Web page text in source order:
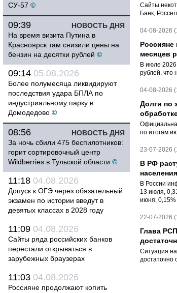
СУ-57 ©
НОВОСТЬ ДНЯ
09:39
На время визита Путина в
Красноярск там снизили цены на
бензин на десятки рублей ©
09:14 05.08.2026
Более полумесяца ликвидируют
последствия удара БПЛА по
индустриальному парку в
Домодедово ©
НОВОСТЬ ДНЯ
08:56
За ночь сбили 475 беспилотников:
горит сортировочный центр
Wildberries в Тульской области ©
11:18 04.08.2026
Допуск к ОГЭ через обязательный
экзамен по истории введут в
девятых классах в 2028 году
11:09 04.08.2026
Сайты ряда российских банков
перестали открываться в
зарубежных браузерах
11:03 04.08.2026
Россияне продолжают копить
Сайты
Банк,
04-08-2026
Россияне
месяцев
В июле
рублей, что
04-08-2026
Долги по
по итогам
23-07-2026
В РФ
населения
В России
13 июля,
июня, 0,15%
22-07-2026
Глава
Ситуация
достаточно